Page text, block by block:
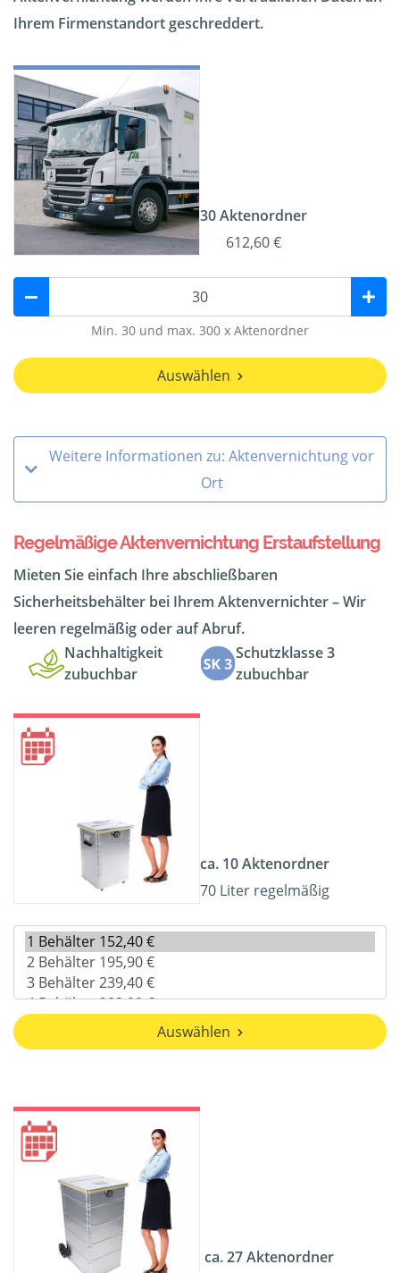
Ihrem Firmenstandort geschreddert.
30 Aktenordner
612,60 €
Min. 30 und max. 300 x Aktenordner
Auswählen
Weitere Informationen zu: Aktenvernichtung vor
Ort
Regelmäßige Aktenvernichtung Erstaufstellung
Mieten Sie einfach Ihre abschließbaren
Sicherheitsbehälter bei Ihrem Aktenvernichter – Wir
leeren regelmäßig oder auf Abruf.
Nachhaltigkeit
zubuchbar
Schutzklasse 3
zubuchbar
ca. 10 Aktenordner
70 Liter regelmäßig
Auswählen
ca. 27 Aktenordner